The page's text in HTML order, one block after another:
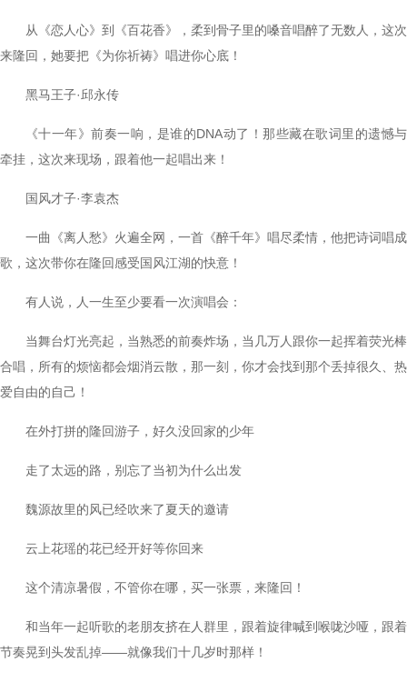
从《恋人心》到《百花香》，柔到骨子里的嗓音唱醉了无数人，这次
来隆回，她要把《为你祈祷》唱进你心底！
黑马王子·邱永传
《十一年》前奏一响，是谁的DNA动了！那些藏在歌词里的遗憾与
牵挂，这次来现场，跟着他一起唱出来！
国风才子·李袁杰
一曲《离人愁》火遍全网，一首《醉千年》唱尽柔情，他把诗词唱成
歌，这次带你在隆回感受国风江湖的快意！
有人说，人一生至少要看一次演唱会：
当舞台灯光亮起，当熟悉的前奏炸场，当几万人跟你一起挥着荧光棒
合唱，所有的烦恼都会烟消云散，那一刻，你才会找到那个丢掉很久、热
爱自由的自己！
在外打拼的隆回游子，好久没回家的少年
走了太远的路，别忘了当初为什么出发
魏源故里的风已经吹来了夏天的邀请
云上花瑶的花已经开好等你回来
这个清凉暑假，不管你在哪，买一张票，来隆回！
和当年一起听歌的老朋友挤在人群里，跟着旋律喊到喉咙沙哑，跟着
节奏晃到头发乱掉——就像我们十几岁时那样！